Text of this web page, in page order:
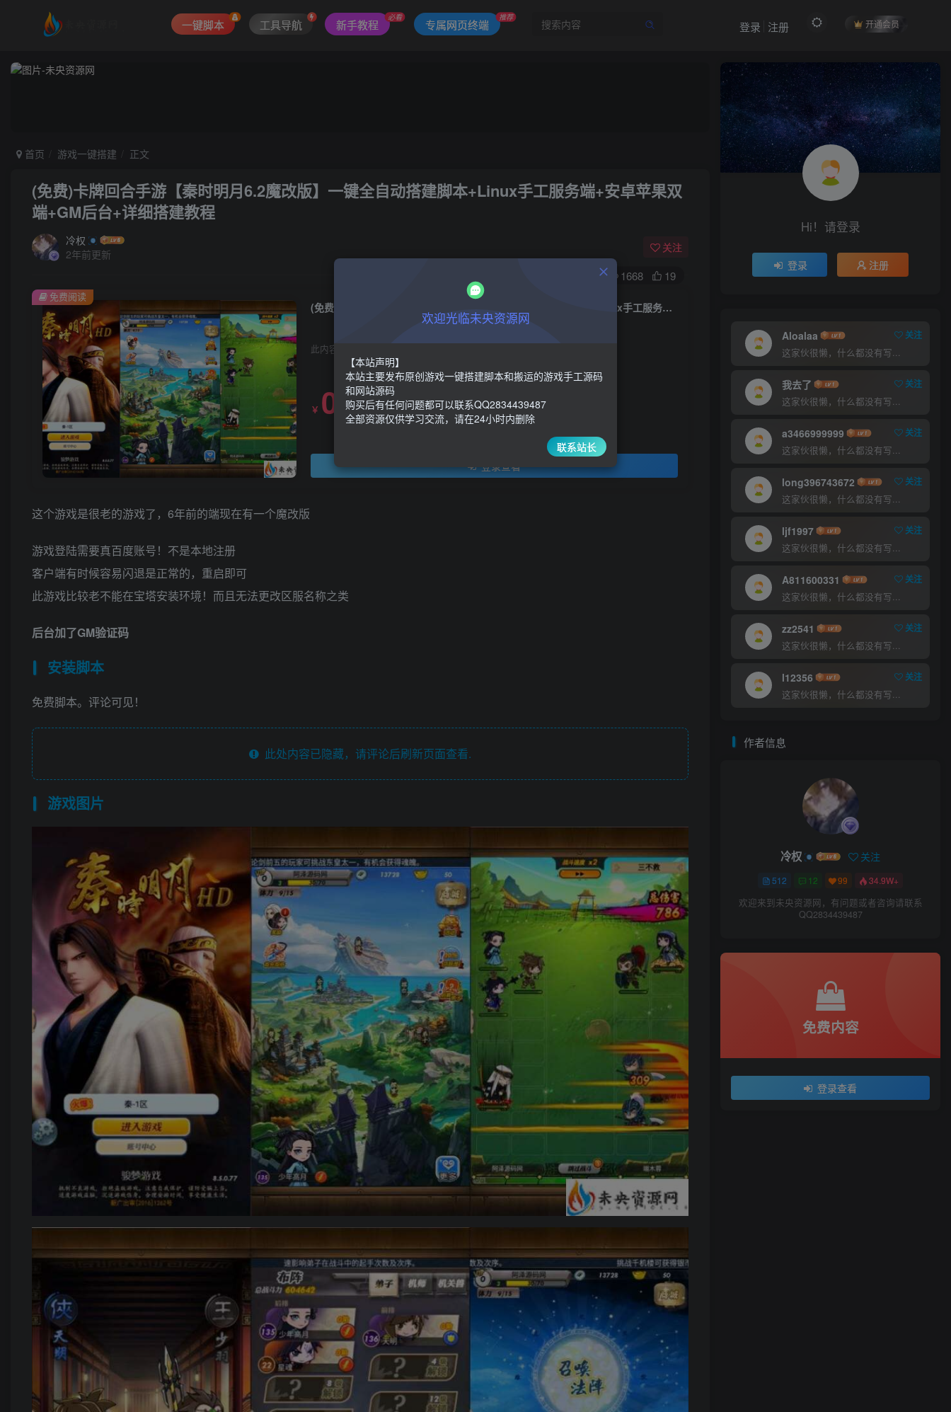
一键脚本 工具导航 新手教程
必看
专属网页终端
推荐
开通会员
登录 注册
首页 游戏一键搭建 正文
(免费)卡牌回合手游【秦时明月6.2魔改版】一键全自动搭建脚本+Linux手工服务端+安卓苹果双
端+GM后台+详细搭建教程
冷权
2年前更新
关注
1668 19
(免费)卡牌回合手游【秦时明月6.2魔改版】一键全自动搭建脚本+Linux手工服务端+安卓苹果双端+GM后台+详细搭建教程
此内容为免费阅读，请登录后查看
￥ 0 限时特惠
￥30
登录查看
免费阅读
这个游戏是很老的游戏了，6年前的端现在有一个魔改版
游戏登陆需要真百度账号！不是本地注册
客户端有时候容易闪退是正常的，重启即可
此游戏比较老不能在宝塔安装环境！而且无法更改区服名称之类
后台加了GM验证码
安装脚本
免费脚本。评论可见！
此处内容已隐藏，请评论后刷新页面查看.
游戏图片
作者信息
欢迎来到未央资源网，有问题或者咨询请联系
免费内容
Hi！请登录
登录 注册
Aloalaa
关注
这家伙很懒，什么都没有写...
我去了
关注
这家伙很懒，什么都没有写...
a3466999999
关注
这家伙很懒，什么都没有写...
long396743672
关注
这家伙很懒，什么都没有写...
ljf1997
关注
这家伙很懒，什么都没有写...
A811600331
关注
这家伙很懒，什么都没有写...
zz2541
关注
这家伙很懒，什么都没有写...
l12356
关注
这家伙很懒，什么都没有写...
作者信息
冷权 关注
512 12 99 34.9W+
欢迎来到未央资源网，有问题或者咨询请联系
QQ2834439487
免费内容
登录查看
欢迎光临未央资源网
【本站声明】
本站主要发布原创游戏一键搭建脚本和搬运的游戏手工源码
和网站源码
购买后有任何问题都可以联系QQ2834439487
全部资源仅供学习交流，请在24小时内删除
联系站长